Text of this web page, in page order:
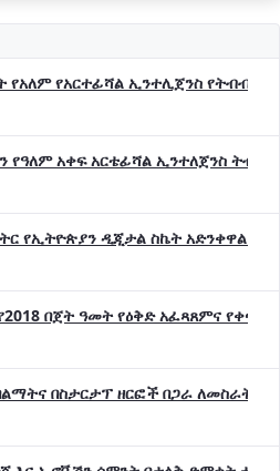
የአርተፊሻል ኢንተሊጀንስ የትብብር
የዓለም አቀፍ አርቴፊሻል ኢንተለጀንስ
የኢትዮጵያን ዲጂታል ስኬት አድንቀዋል
በጀት ዓመት የዕቅድ አፈጻጸምና
በስታርታፕ ዘርፎች በጋራ ለመስራት
እና ኢኖቬሽን ሳምንት በታላቅ ድምቀት